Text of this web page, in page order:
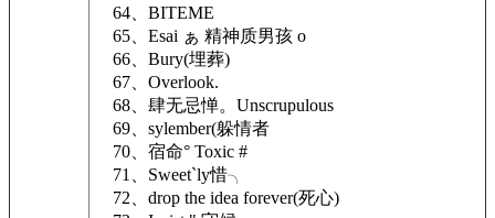
64、BITEME
65、Esai ぁ 精神质男孩 o
66、Bury(埋葬)
67、Overlook.
68、肆无忌惮。Unscrupulous
69、sylember(躲情者
70、宿命° Toxic #
71、Sweet`ly惜╮
72、drop the idea forever(死心)